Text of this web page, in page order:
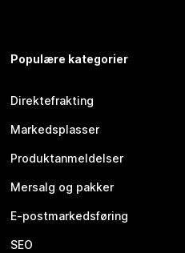
Populære kategorier
Direktefrakting
Markedsplasser
Produktanmeldelser
Mersalg og pakker
E-postmarkedsføring
SEO